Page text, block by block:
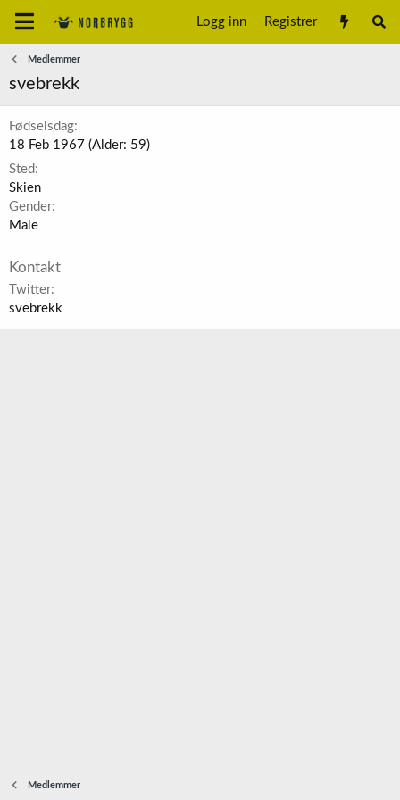
Logg inn Registrer
Medlemmer
svebrekk
Fødselsdag
18 Feb 1967 (Alder: 59)
Sted
Skien
Gender
Male
Kontakt
Twitter
svebrekk
Medlemmer